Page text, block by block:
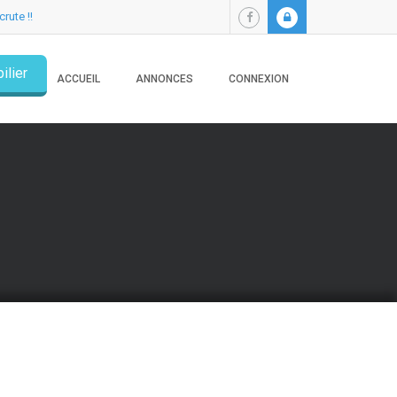
!!
ACCUEIL ANNONCES CONNEXION